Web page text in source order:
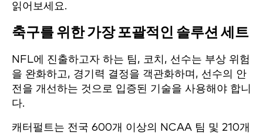
읽어보세요.
축구를 위한 가장 포괄적인 솔루션 세트
NFL에 진출하고자 하는 팀, 코치, 선수는 부상 위험
을 완화하고, 경기력 결정을 객관화하며, 선수의 안
전을 개선하는 것으로 입증된 기술을 사용해야 합니
다.
캐터펄트는 전국 600개 이상의 NCAA 팀 및 210개